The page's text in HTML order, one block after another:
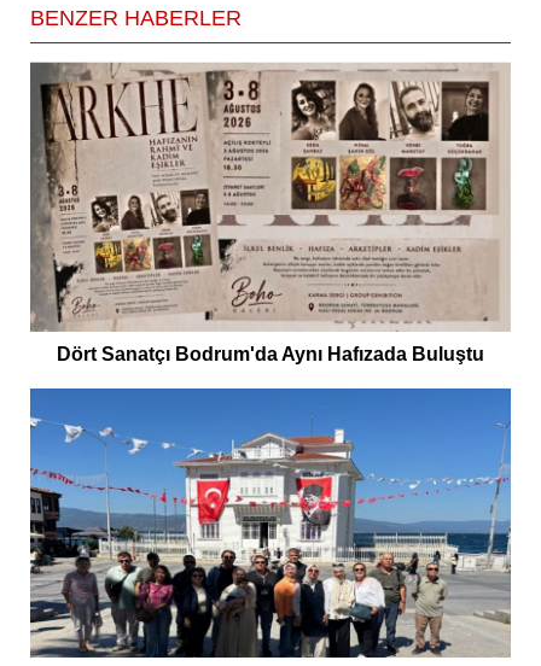
BENZER HABERLER
Dört Sanatçı Bodrum'da Aynı Hafızada Buluştu